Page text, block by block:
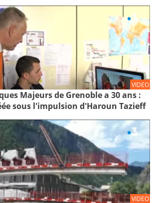
VIDEO
Majeurs de Grenoble a 30 ans :
sous l'impulsion d'Haroun Tazieff
VIDEO